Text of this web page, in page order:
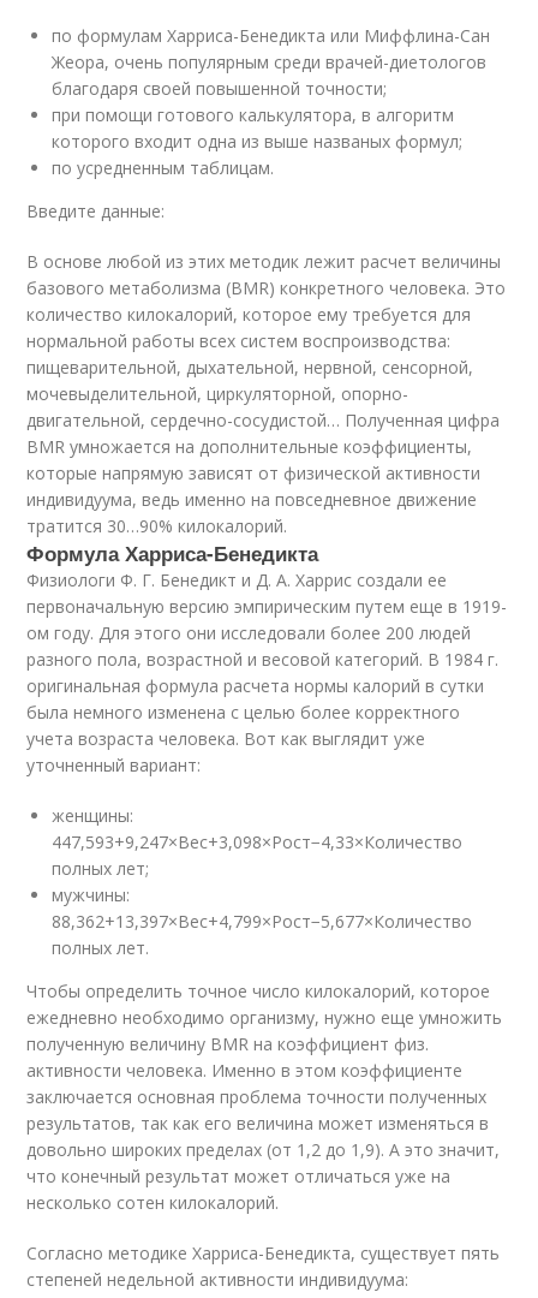
по формулам Харриса-Бенедикта или Миффлина-Сан
Жеора, очень популярным среди врачей-диетологов
благодаря своей повышенной точности;
при помощи готового калькулятора, в алгоритм
которого входит одна из выше названых формул;
по усредненным таблицам.
Введите данные:
В основе любой из этих методик лежит расчет величины
базового метаболизма (BMR) конкретного человека. Это
количество килокалорий, которое ему требуется для
нормальной работы всех систем воспроизводства:
пищеварительной, дыхательной, нервной, сенсорной,
мочевыделительной, циркуляторной, опорно-
двигательной, сердечно-сосудистой… Полученная цифра
BMR умножается на дополнительные коэффициенты,
которые напрямую зависят от физической активности
индивидуума, ведь именно на повседневное движение
тратится 30…90% килокалорий.
Формула Харриса-Бенедикта
Физиологи Ф. Г. Бенедикт и Д. А. Харрис создали ее
первоначальную версию эмпирическим путем еще в 1919-
ом году. Для этого они исследовали более 200 людей
разного пола, возрастной и весовой категорий. В 1984 г.
оригинальная формула расчета нормы калорий в сутки
была немного изменена с целью более корректного
учета возраста человека. Вот как выглядит уже
уточненный вариант:
женщины:
447,593+9,247×Вес+3,098×Рост−4,33×Количество
полных лет;
мужчины:
88,362+13,397×Вес+4,799×Рост−5,677×Количество
полных лет.
Чтобы определить точное число килокалорий, которое
ежедневно необходимо организму, нужно еще умножить
полученную величину BMR на коэффициент физ.
активности человека. Именно в этом коэффициенте
заключается основная проблема точности полученных
результатов, так как его величина может изменяться в
довольно широких пределах (от 1,2 до 1,9). А это значит,
что конечный результат может отличаться уже на
несколько сотен килокалорий.
Согласно методике Харриса-Бенедикта, существует пять
степеней недельной активности индивидуума: